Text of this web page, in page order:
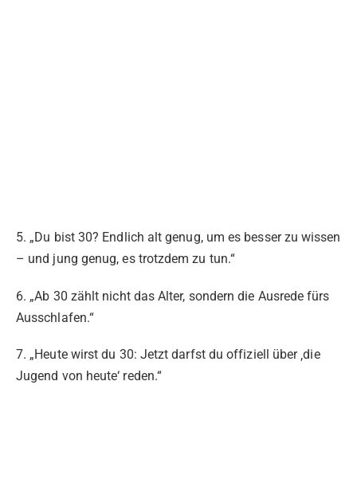
5. „Du bist 30? Endlich alt genug, um es besser zu wissen
– und jung genug, es trotzdem zu tun.“
6. „Ab 30 zählt nicht das Alter, sondern die Ausrede fürs
Ausschlafen.“
7. „Heute wirst du 30: Jetzt darfst du offiziell über ‚die
Jugend von heute‘ reden.“